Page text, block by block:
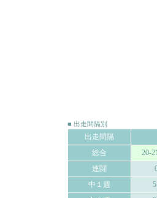
■ 出走間隔別
出走間隔
総合
20-
連闘
中１週